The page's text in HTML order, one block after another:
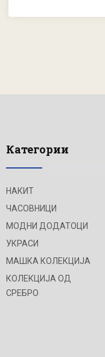
Категории
НАКИТ
ЧАСОВНИЦИ
МОДНИ ДОДАТОЦИ
УКРАСИ
МАШКА КОЛЕКЦИЈА
КОЛЕКЦИЈА ОД
СРЕБРО